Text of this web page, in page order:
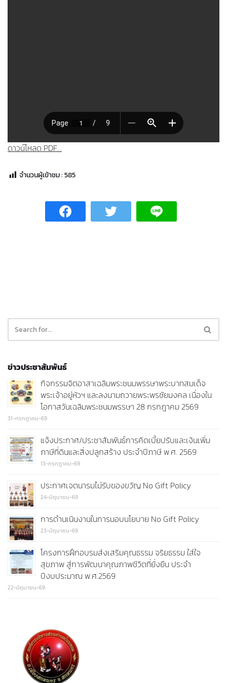
ดาวน์โหลด PDF...
จำนวนผู้เข้าชม :585
ข่าวประชาสัมพันธ์
กิจกรรมจิตอาสาเฉลิมพระชนมพรรษาพระบาทสมเด็จ
พระเจ้าอยู่หัวฯ และลงนามถวายพระพรชัยมงคล เนื่องใน
โอกาสวันเฉลิมพระชนมพรรษา 28 กรกฎาคม 2569
31-กรกฎาคม-69
แจ้งประกาศ/ประชาสัมพันธ์การคิดเบี้ยปรับและเงินเพิ่ม
ภาษีที่ดินและสิ่งปลูกสร้าง ประจำปีภาษี พ.ศ. 2569
13-กรกฎาคม-69
ประกาศเจตนารมไม่รับของขวัญ No Gift Policy
24-มิถุนายน-69
การดำนเนินงานในการมอบนโยบาย No Gift Policy
23-มิถุนายน-69
โครงการฝึกอบรมส่งเสริมคุณธรรม จริยธรรม ใส่ใจ
สุขภาพ สู่การพัฒนาคุณภาพชีวิตที่ยั่งยืน ประจำ
ปีงบประมาณ พ.ศ.2569
22-มิถุนายน-69